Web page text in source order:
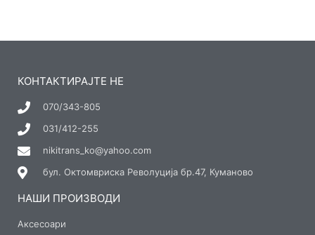
КОНТАКТИРАЈТЕ НЕ
070/343-805
031/412-255
nikitrans_ko@yahoo.com
бул. Октомвриска Револуција бр.47, Куманово
НАШИ ПРОИЗВОДИ
Аксесоари